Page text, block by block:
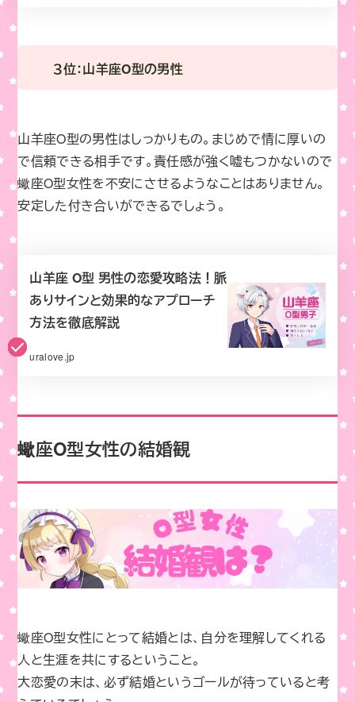
３位：山羊座O型の男性
山羊座O型の男性はしっかりもの。まじめで情に厚いの
で信頼できる相手です。責任感が強く嘘もつかないので
蠍座O型女性を不安にさせるようなことはありません。
安定した付き合いができるでしょう。
山羊座 O型 男性の恋愛攻略法！脈
ありサインと効果的なアプローチ
方法を徹底解説
uralove.jp
蠍座O型女性の結婚観
蠍座O型女性にとって結婚とは、自分を理解してくれる
人と生涯を共にするということ。
大恋愛の末は、必ず結婚というゴールが待っていると考